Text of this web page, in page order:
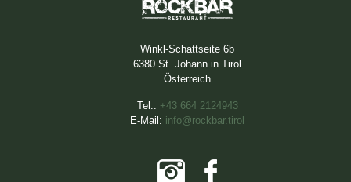
Winkl-Schattseite 6b
6380 St. Johann in Tirol
Österreich
Tel.: +43 664 2124943
E-Mail: info@rockbar.tirol